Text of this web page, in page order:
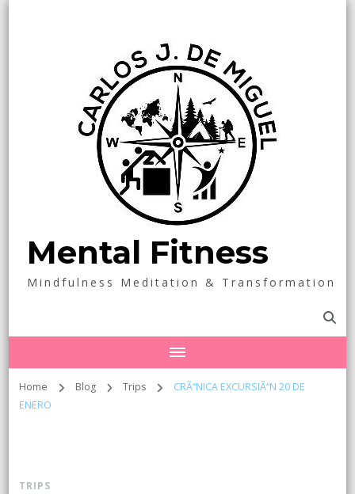
Mental Fitness
Mindfulness Meditation & Transformation
Home Blog Trips
CRÃ“NICA EXCURSIÃ“N 20 DE
ENERO
TRIPS